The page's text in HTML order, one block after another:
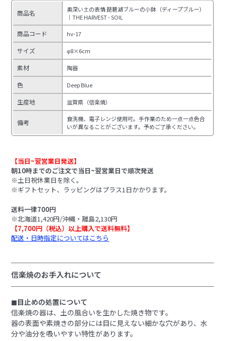
商品名
奥深い土の表情 琵琶湖ブルーの小鉢（ディープブルー）
｜THE HARVEST - SOIL
商品コード hv-17
サイズ φ8×6cm
素材 陶器
色 Deep Blue
生産地 滋賀県（信楽焼）
備考
食洗機、電子レンジ使用可。手作業のため一点一点色合
いが異なることがございます。予めご了承ください。
【当日~翌営業日発送】
朝10時までのご注文で当日~翌営業日で順次発送
※土日祝休業日を除く。
※ギフトセット、ラッピングはプラス1日かかります。
送料一律700円
※北海道1,420円/沖縄・離島2,130円
【7,700円（税込）以上購入で送料無料】
配送・日時指定についてはこちら
信楽焼のお手入れについて
◼︎目止めの処置について
信楽焼の器は、土の風合いを生かした焼き物です。
器の表面や素焼きの部分には目に見えない細かな穴があり、水
分や油分を吸いやすい特性があります。